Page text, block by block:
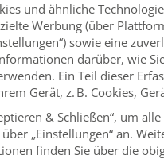
Wollteppich -
SFr. 97.99
und ähnliche
Werbung (über
sowie eine
darüber, wie
Ein Teil dieser
Gerät, z. B. Cookies,
& Schließen“, um
„Einstellungen“ an.
finden Sie über die